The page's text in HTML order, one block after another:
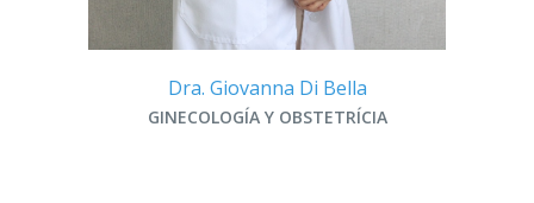
Dra. Giovanna Di Bella
GINECOLOGÍA Y OBSTETRÍCIA